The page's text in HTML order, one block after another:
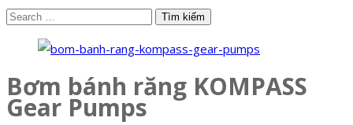
Bơm bánh răng KOMPASS
Gear Pumps